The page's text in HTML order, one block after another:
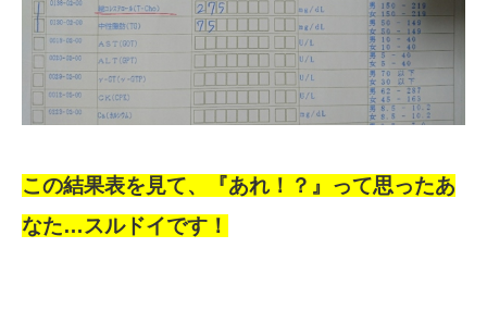
この結果表を見て、『あれ！？』って思ったあ
なた…スルドイです！